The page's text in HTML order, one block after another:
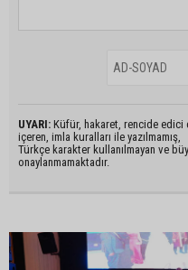
UYARI: Küfür, hakaret, rencide edici
içeren, imla kuralları ile yazılmamış,
Türkçe karakter kullanılmayan ve
onaylanmamaktadır.